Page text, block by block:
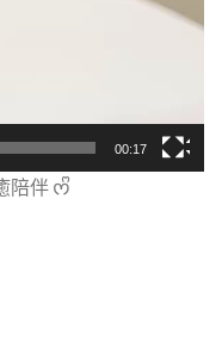
00:17
陪伴 ᰔᩚ